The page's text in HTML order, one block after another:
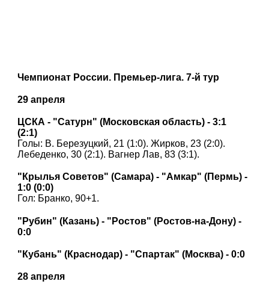
Чемпионат России. Премьер-лига. 7-й тур
29 апреля
ЦСКА - "Сатурн" (Московская область) - 3:1
(2:1)
Голы: В. Березуцкий, 21 (1:0). Жирков, 23 (2:0).
Лебеденко, 30 (2:1). Вагнер Лав, 83 (3:1).
"Крылья Советов" (Самара) - "Амкар" (Пермь) -
1:0 (0:0)
Гол: Бранко, 90+1.
"Рубин" (Казань) - "Ростов" (Ростов-на-Дону) -
0:0
"Кубань" (Краснодар) - "Спартак" (Москва) - 0:0
28 апреля